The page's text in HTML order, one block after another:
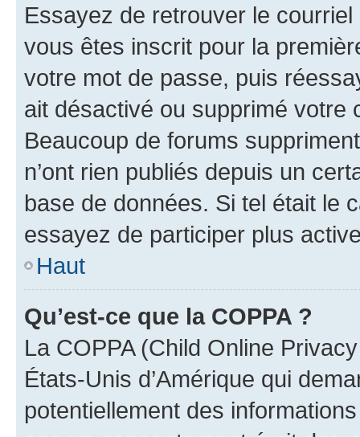
Essayez de retrouver le
vous êtes inscrit pour la
votre mot de passe, puis
ait désactivé ou supprimé votre
Beaucoup de forums
n’ont rien publiés depuis un
base de données. Si tel était le
essayez de participer plus
Haut
Qu’est-ce que la COPPA ?
La COPPA (Child Online
États-Unis d’Amérique qui
potentiellement des